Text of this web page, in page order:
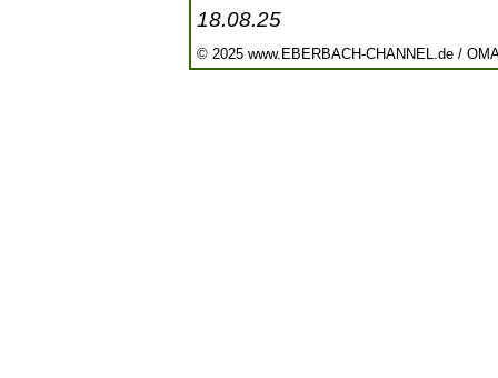
18.08.25
© 2025 www.EBERBACH-CHANNEL.de /